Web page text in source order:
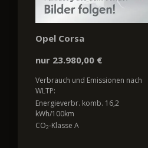
Opel Corsa
nur 23.980,00 €
Verbrauch und Emissionen nach
WLTP:
Energieverbr. komb. 16,2
kWh/100km
CO2-Klasse A